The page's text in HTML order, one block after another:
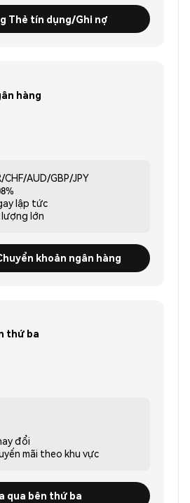
Thẻ tín dụng/Ghi nợ
hàng
CHF/AUD/GBP/JPY
lập tức
lớn
khoản ngân hàng
thứ ba
đổi
mãi theo khu vực
qua bên thứ ba